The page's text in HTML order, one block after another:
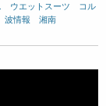
ウエットスーツ
コル
波情報 湘南